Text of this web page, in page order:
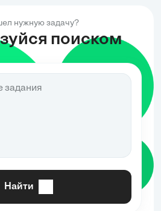
нужную задачу?
поиском
Найти